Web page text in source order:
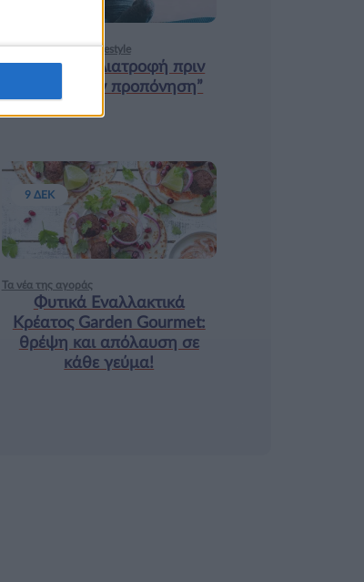
Υγεία, διατροφή & lifestyle
Κεφάλαιο “Διατροφή πριν
και μετά την προπόνηση”
Τα νέα της αγοράς
Φυτικά Εναλλακτικά
Κρέατος Garden Gourmet:
θρέψη και απόλαυση σε
κάθε γεύμα!
9 ΔΕΚ